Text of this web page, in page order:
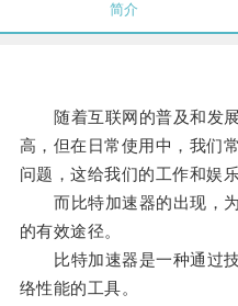
简介
随着互联网的普及和发展
高，但在日常使用中，我们
问题，这给我们的工作和娱
而比特加速器的出现，为
的有效途径。
比特加速器是一种通过技
络性能的工具。